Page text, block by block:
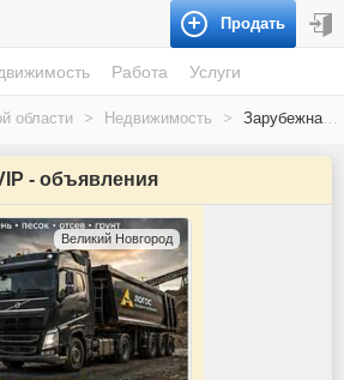
Продать
Работа Услуги
области > Недвижимость > Зарубежная недвижимость
- объявления
Великий Новгород